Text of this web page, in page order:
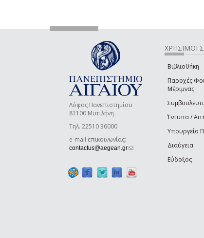
Λόφος Πανεπιστημίου
81100 Μυτιλήνη
Τηλ. 22510 36000
e-mail επικοινωνίας:
contactus@aegean.gr(link sends e-mail)
ΧΡΗΣΙΜΟΙ
Βιβλιοθήκη
Παροχές
Μέριμνας
Έντυπα /
Υπουργείο
Διαύγεια
Εύδοξος